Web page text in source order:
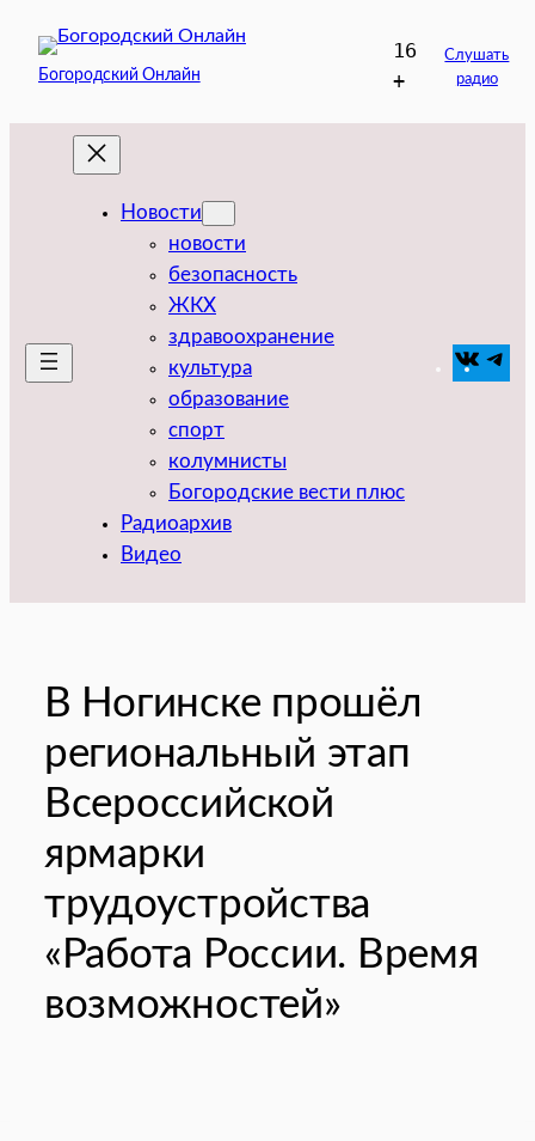
содержимому
Богородский Онлайн
16
+
Слушать
радио
Новости
новости
безопасность
ЖКХ
здравоохранение
культура
образование
спорт
колумнисты
Богородские вести плюс
Радиоархив
Видео
VK
В Ногинске прошёл
региональный этап
Всероссийской
ярмарки
трудоустройства
«Работа России. Время
возможностей»